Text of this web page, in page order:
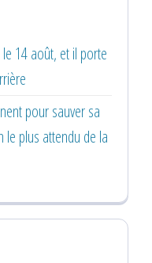
14 août, et il porte
pour sauver sa
le plus attendu de la